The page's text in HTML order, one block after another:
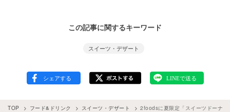
この記事に関するキーワード
スイーツ・デザート
TOP フード&ドリンク スイーツ・デザート 2foodsに夏限定「スイーツドーナ